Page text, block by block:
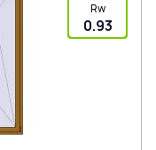
Rw
0.93